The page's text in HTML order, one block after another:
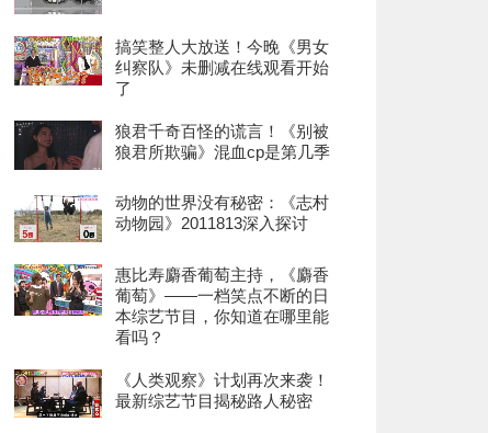
搞笑整人大放送！今晚《男女
纠察队》未删减在线观看开始
了
狼君千奇百怪的谎言！《别被
狼君所欺骗》混血cp是第几季
动物的世界没有秘密：《志村
动物园》2011813深入探讨
惠比寿麝香葡萄主持，《麝香
葡萄》——一档笑点不断的日
本综艺节目，你知道在哪里能
看吗？
《人类观察》计划再次来袭！
最新综艺节目揭秘路人秘密